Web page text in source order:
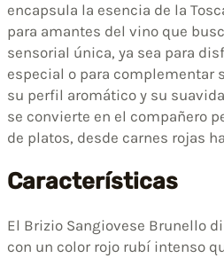
encapsula la esencia de la
para amantes del vino que
sensorial única, ya sea para
especial o para complementar
su perfil aromático y su
se convierte en el compañero
de platos, desde carnes rojas
Características
El Brizio Sangiovese Brunello
con un color rojo rubí intenso